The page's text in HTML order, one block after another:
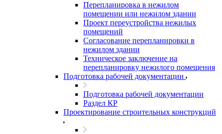
Перепланировка в нежилом
помещении или нежилом здании
Проект переустройства нежилых
помещений
Согласование перепланировки в
нежилом здании
Техническое заключение на
перепланировку нежилого помещения
Подготовка рабочей документации
Подготовка рабочей документации
Раздел КР
Проектирование строительных конструкций